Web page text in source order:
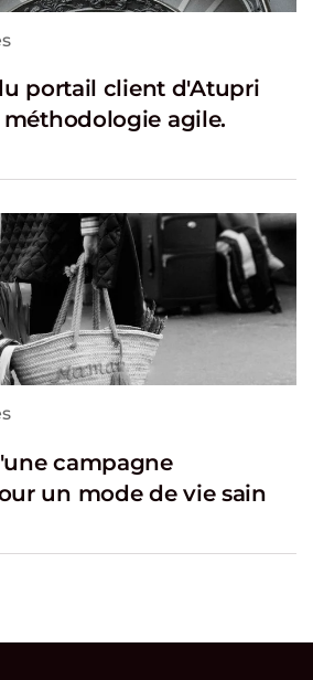
portail client d'Atupri
agile.
campagne
un mode de vie sain